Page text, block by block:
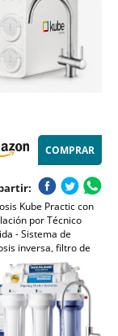
COMPRAR
Kube Practic con
por Técnico
- Sistema de
inversa, filtro de
sin depósito con 5
RO 600 GPD de flujo
Grifo 3 vías,
UNE 149101